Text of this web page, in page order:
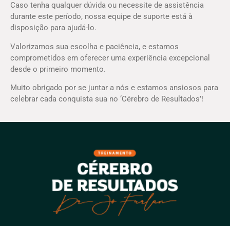
Caso tenha qualquer dúvida ou necessite de assistência
durante este período, nossa equipe de suporte está à
disposição para ajudá-lo.
Valorizamos sua escolha e paciência, e estamos
comprometidos em oferecer uma experiência excepcional
desde o primeiro momento.
Muito obrigado por se juntar a nós e estamos ansiosos para
celebrar cada conquista sua no ‘Cérebro de Resultados’!